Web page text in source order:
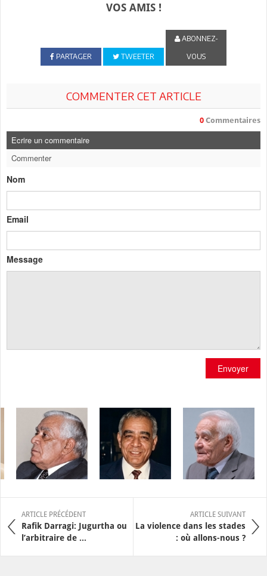
VOS AMIS !
PARTAGER TWEETER
ABONNEZ-
VOUS
COMMENTER CET ARTICLE
0 Commentaires
Ecrire un commentaire
Commenter
Nom
Email
Message
Envoyer
ARTICLE PRÉCÉDENT
Rafik Darragi: Jugurtha ou
l’arbitraire de ...
ARTICLE SUIVANT
La violence dans les stades
: où allons-nous ?